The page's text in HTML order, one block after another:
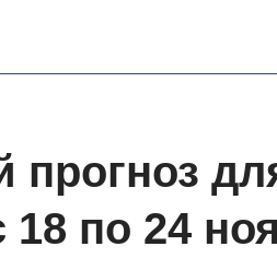
прогноз
18 по 24